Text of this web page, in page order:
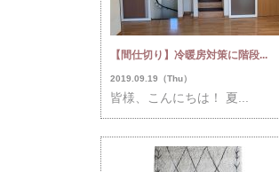
【間仕切り】冷暖房対策に階段...
2019.09.19（Thu）
皆様、こんにちは！ 夏...